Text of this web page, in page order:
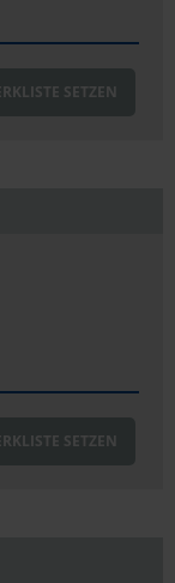
SETZEN
SETZEN